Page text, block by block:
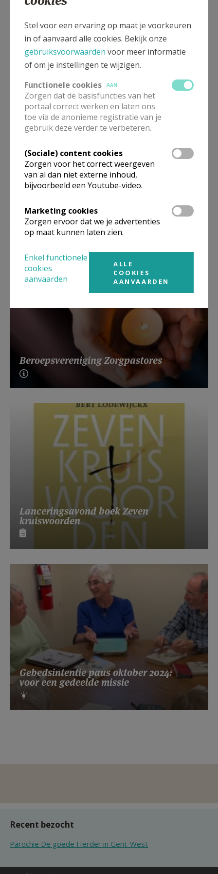
zoals kermissen, herdenkingen, concerten en
locaties zoals de Kouter, Drongen Markt,
Parothea en zorgen we voor de muzikale noot
op de Sint-Gerulfusviering en herdenking
Wapenstilstand.
.
Lees meer
Beroepsvereniging Zorgpastores
Lanceringsavond boek Zeven
kruiswoorden
Gebedsintentie paus oktober 2024:
voor een gedeelde missie
Recent bezocht
Parochie De goede Herder in Gent-West
Stel voor een ervaring op maat je voorkeuren
in of aanvaard alle cookies. Bekijk onze
gebruiksvoorwaarden voor meer informatie
of om je instellingen te wijzigen.
Functionele cookies
AAN
Zorgen dat de basisfuncties van het
portaal correct werken en laten ons
toe via de anonieme registratie van je
gebruik deze verder te verbeteren.
(Sociale) content cookies
Zorgen voor het correct weergeven
van al dan niet externe inhoud,
bijvoorbeeld een Youtube-video.
Marketing cookies
Zorgen ervoor dat we je advertenties
op maat kunnen laten zien.
Enkel functionele
cookies
aanvaarden
ALLE
COOKIES
AANVAARDEN